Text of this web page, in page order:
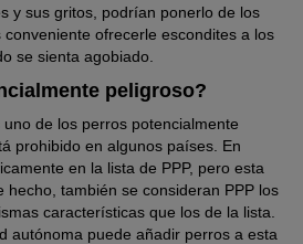
y sus gritos, podrían ponerlo de los
ofrecerle escondites a los
se sienta agobiado.
peligroso?
de los perros potencialmente
prohibido en algunos países. En
en la lista de PPP, pero esta
hecho, también se consideran PPP los
características que los de la lista.
autónoma puede añadir perros a esta